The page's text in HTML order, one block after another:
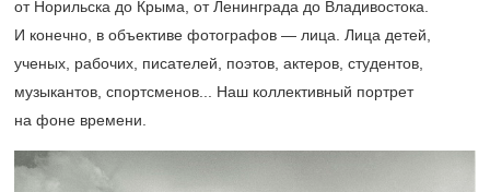
от Норильска до Крыма, от Ленинграда до Владивостока.
И конечно, в объективе фотографов — лица. Лица детей,
ученых, рабочих, писателей, поэтов, актеров, студентов,
музыкантов, спортсменов... Наш коллективный портрет
на фоне времени.